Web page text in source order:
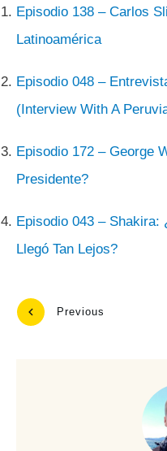
Episodio 138 – Carlos
Latinoamérica
Episodio 048 –
(Interview With A
Episodio 172 – George
Presidente?
Episodio 043 – Shakira:
Llegó Tan Lejos?
Previous